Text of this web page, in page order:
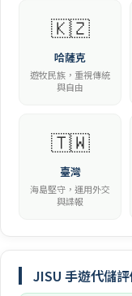
🇰🇿
哈薩克
遊牧民族，重視傳統
與自由
🇹🇼
臺灣
海島堅守，運用外交
與諜報
JISU 手遊代儲